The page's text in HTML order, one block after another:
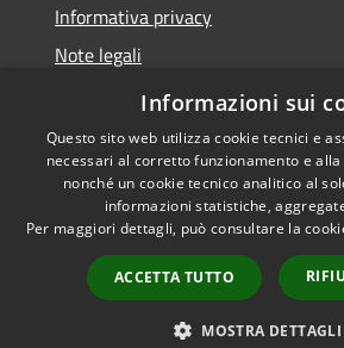
Informativa privacy
Note legali
Dichiarazione di accessibilità
Accessibilità
Informazioni sui
Questo sito web utilizza cookie tecnici e
necessari al corretto funzionamento e
nonché un cookie tecnico analitico al
informazioni statistiche,
Per maggiori dettagli, può consultare la
ACCETTA TUTTO
MOSTRA DETTAGLI